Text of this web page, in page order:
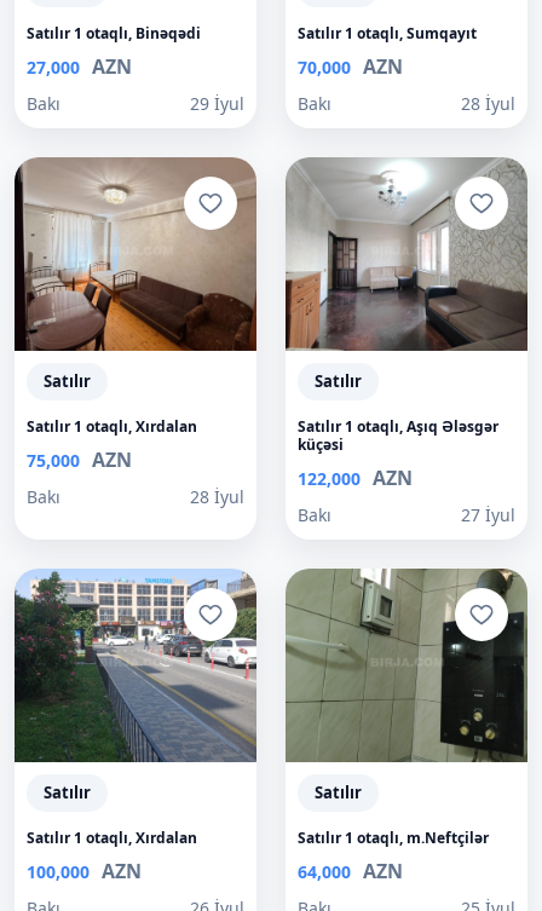
Satılır 1 otaqlı, Binəqədi
27,000 AZN
Bakı 29 İyul
Satılır 1 otaqlı, Sumqayıt
70,000 AZN
Bakı 28 İyul
Satılır
Satılır 1 otaqlı, Xırdalan
75,000 AZN
Bakı 28 İyul
Satılır
Satılır 1 otaqlı, Aşıq Ələsgər
küçəsi
122,000 AZN
Bakı 27 İyul
Satılır
Satılır 1 otaqlı, Xırdalan
100,000 AZN
Satılır
Satılır 1 otaqlı, m.Neftçilər
64,000 AZN